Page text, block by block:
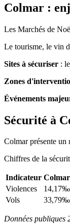
Colmar :
Les Marchés de
Le tourisme, le vin
Sites à sécuriser :
Zones
Événements
Sécurité à
Colmar présente un
Chiffres de la
Indicateur Colmar
Violences
14,17‰
Vols
33,79‰
Données publiques